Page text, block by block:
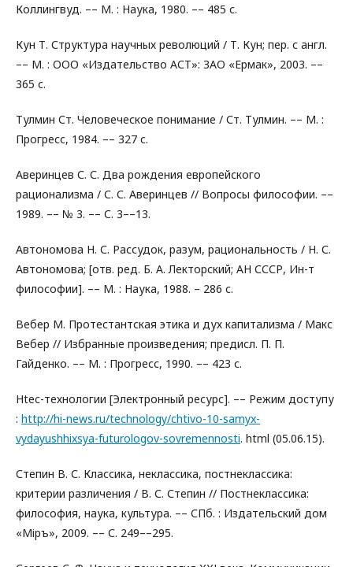
Коллингвуд. –– М. : Наука, 1980. –– 485 с.
Кун Т. Структура научных революций / Т. Кун; пер. с англ.
–– М. : ООО «Издательство АСТ»: ЗАО «Ермак», 2003. ––
365 с.
Тулмин Ст. Человеческое понимание / Ст. Тулмин. –– М. :
Прогресс, 1984. –– 327 с.
Аверинцев С. С. Два рождения европейского
рационализма / С. С. Аверинцев // Вопросы философии. ––
1989. –– № 3. –– С. 3––13.
Автономова Н. С. Рассудок, разум, рациональность / Н. С.
Автономова; [отв. ред. Б. А. Лекторский; АН СССР, Ин-т
философии]. –– М. : Наука, 1988. – 286 с.
Вебер М. Протестантская этика и дух капитализма / Макс
Вебер // Избранные произведения; предисл. П. П.
Гайденко. –– М. : Прогресс, 1990. –– 423 с.
Htec-технологии [Электронный ресурс]. –– Режим доступу
: http://hi-news.ru/technology/chtivo-10-samyx-
vydayushhixsya-futurologov-sovremennosti. html (05.06.15).
Степин В. С. Классика, неклассика, постнеклассика:
критерии различения / В. С. Степин // Постнеклассика:
философия, наука, культура. –– СПб. : Издательский дом
«Міръ», 2009. –– С. 249––295.